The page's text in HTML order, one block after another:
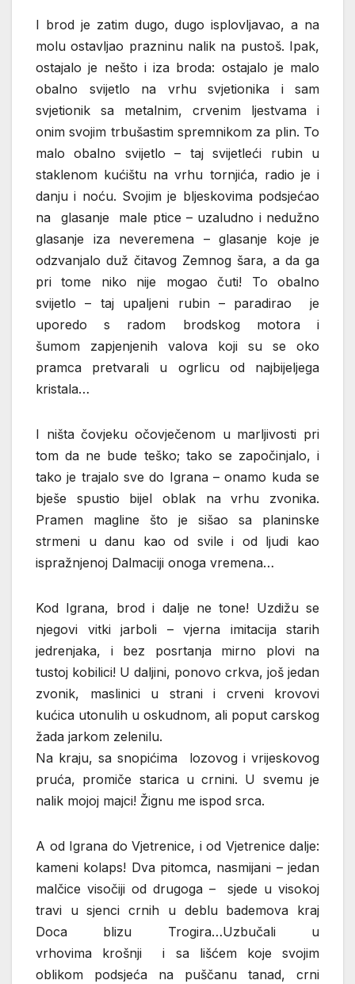
I brod je zatim dugo, dugo isplovljavao, a na
molu ostavljao prazninu nalik na pustoš. Ipak,
ostajalo je nešto i iza broda: ostajalo je malo
obalno svijetlo na vrhu svjetionika i sam
svjetionik sa metalnim, crvenim ljestvama i
onim svojim trbušastim spremnikom za plin. To
malo obalno svijetlo – taj svijetleći rubin u
staklenom kućištu na vrhu tornjića, radio je i
danju i noću. Svojim je bljeskovima podsjećao
na glasanje male ptice – uzaludno i nedužno
glasanje iza neveremena – glasanje koje je
odzvanjalo duž čitavog Zemnog šara, a da ga
pri tome niko nije mogao čuti! To obalno
svijetlo – taj upaljeni rubin – paradirao je
uporedo s radom brodskog motora i
šumom zapjenjenih valova koji su se oko
pramca pretvarali u ogrlicu od najbijeljega
kristala…
I ništa čovjeku očovječenom u marljivosti pri
tom da ne bude teško; tako se započinjalo, i
tako je trajalo sve do Igrana – onamo kuda se
bješe spustio bijel oblak na vrhu zvonika.
Pramen magline što je sišao sa planinske
strmeni u danu kao od svile i od ljudi kao
ispražnjenoj Dalmaciji onoga vremena…
Kod Igrana, brod i dalje ne tone! Uzdižu se
njegovi vitki jarboli – vjerna imitacija starih
jedrenjaka, i bez posrtanja mirno plovi na
tustoj kobilici! U daljini, ponovo crkva, još jedan
zvonik, maslinici u strani i crveni krovovi
kućica utonulih u oskudnom, ali poput carskog
žada jarkom zelenilu.
Na kraju, sa snopićima lozovog i vrijeskovog
pruća, promiče starica u crnini. U svemu je
nalik mojoj majci! Žignu me ispod srca.
A od Igrana do Vjetrenice, i od Vjetrenice dalje:
kameni kolaps! Dva pitomca, nasmijani – jedan
malčice visočiji od drugoga – sjede u visokoj
travi u sjenci crnih u deblu bademova kraj
Doca blizu Trogira…Uzbučali u
vrhovima krošnji i sa lišćem koje svojim
oblikom podsjeća na puščanu tanad, crni